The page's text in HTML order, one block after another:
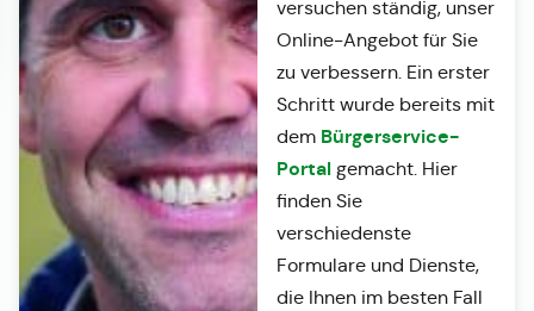
versuchen ständig, unser
Online-Angebot für Sie
zu verbessern. Ein erster
Schritt wurde bereits mit
dem Bürgerservice-
Portalgemacht. Hier
finden Sie
verschiedenste
Formulare und Dienste,
die Ihnen im besten Fall